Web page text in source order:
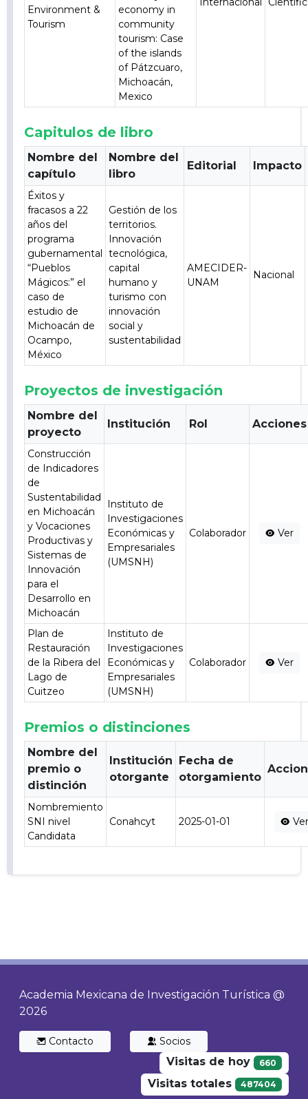
Environment &
Tourism
economy in
community
tourism: Case
of the islands
of Pátzcuaro,
Michoacán,
Mexico
Capitulos de libro
Nombre del
capítulo
Nombre del
libro
Editorial Impacto
Éxitos y
fracasos a 22
años del
programa
gubernamental
“Pueblos
Mágicos:” el
caso de
estudio de
Michoacán de
Ocampo,
México
Gestión de los
territorios.
Innovación
tecnológica,
capital
humano y
turismo con
innovación
social y
sustentabilidad
AMECIDER-
UNAM
Nacional
Proyectos de investigación
Nombre del
proyecto
Institución Rol Acciones
Construcción
de Indicadores
de
Sustentabilidad
en Michoacán
y Vocaciones
Productivas y
Sistemas de
Innovación
para el
Desarrollo en
Michoacán
Instituto de
Investigaciones
Económicas y
Empresariales
(UMSNH)
Colaborador Ver
Plan de
Restauración
de la Ribera del
Lago de
Cuitzeo
Instituto de
Investigaciones
Económicas y
Empresariales
(UMSNH)
Colaborador Ver
Premios o distinciones
Nombre del
premio o
distinción
Institución
otorgante
Fecha de
otorgamiento
Nombremiento
SNI nivel
Candidata
Conahcyt 2025-01-01
Academia Mexicana de Investigación Turística @
2026
Contacto Socios
Visitas de hoy 660
Visitas totales 487404